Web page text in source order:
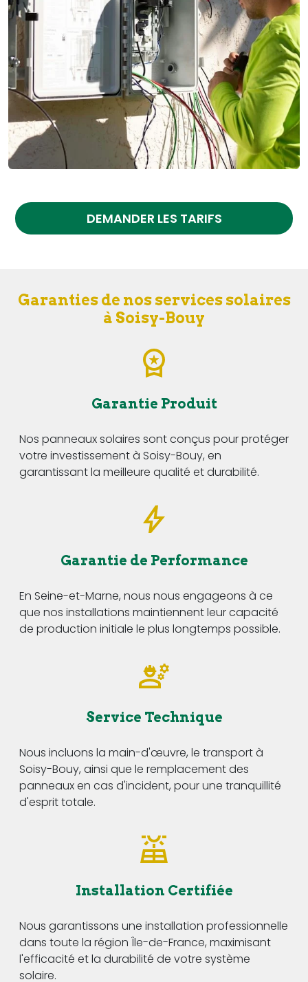
DEMANDER LES TARIFS
Garanties de nos services solaires
à Soisy-Bouy
Garantie Produit
Nos panneaux solaires sont conçus pour protéger
votre investissement à Soisy-Bouy, en
garantissant la meilleure qualité et durabilité.
Garantie de Performance
En Seine-et-Marne, nous nous engageons à ce
que nos installations maintiennent leur capacité
de production initiale le plus longtemps possible.
Service Technique
Nous incluons la main-d'œuvre, le transport à
Soisy-Bouy, ainsi que le remplacement des
panneaux en cas d'incident, pour une tranquillité
d'esprit totale.
Installation Certifiée
Nous garantissons une installation professionnelle
dans toute la région Île-de-France, maximisant
l'efficacité et la durabilité de votre système
solaire.